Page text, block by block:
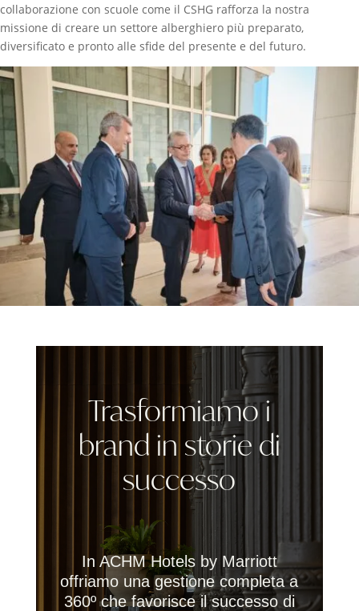
collaborazione con scuole come il CSHG rafforza la nostra
missione di creare un settore alberghiero più preparato,
diversificato e pronto alle sfide del presente e del futuro.
Trasformiamo i
brand in storie di
successo
In ACHM Hotels by Marriott
offriamo una gestione completa a
360º che favorisce il successo di